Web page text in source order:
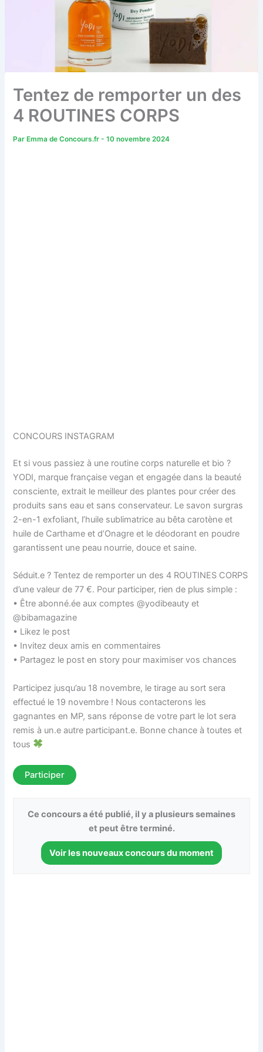
Tentez de remporter un des
4 ROUTINES CORPS
Par Emma de Concours.fr-10 novembre 2024
CONCOURS INSTAGRAM
Et si vous passiez à une routine corps naturelle et bio ?
YODI, marque française vegan et engagée dans la beauté
consciente, extrait le meilleur des plantes pour créer des
produits sans eau et sans conservateur. Le savon surgras
2-en-1 exfoliant, l’huile sublimatrice au bêta carotène et
huile de Carthame et d’Onagre et le déodorant en poudre
garantissent une peau nourrie, douce et saine.
Séduit.e ? Tentez de remporter un des 4 ROUTINES CORPS
d’une valeur de 77 €. Pour participer, rien de plus simple :
• Être abonné.ée aux comptes @yodibeauty et
@bibamagazine
• Likez le post
• Invitez deux amis en commentaires
• Partagez le post en story pour maximiser vos chances
Participez jusqu’au 18 novembre, le tirage au sort sera
effectué le 19 novembre ! Nous contacterons les
gagnantes en MP, sans réponse de votre part le lot sera
remis à un.e autre participant.e. Bonne chance à toutes et
tous
Participer
Ce concours a été publié, il y a plusieurs semaines
et peut être terminé.
Voir les nouveaux concours du moment